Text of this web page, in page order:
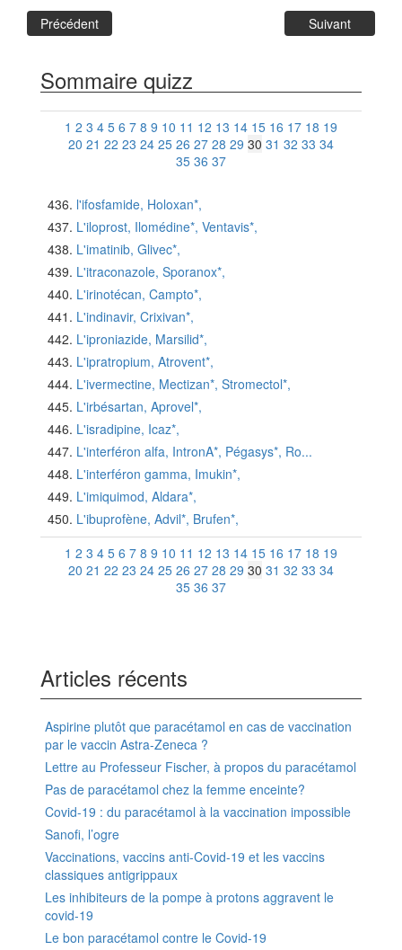
Précédent Suivant
Sommaire quizz
1 2 3 4 5 6 7 8 9 10 11 12 13 14 15 16 17 18 19
20 21 22 23 24 25 26 27 28 29 30 31 32 33 34
35 36 37
l'ifosfamide, Holoxan*,
L'iloprost, Ilomédine*, Ventavis*,
L'imatinib, Glivec*,
L'itraconazole, Sporanox*,
L'irinotécan, Campto*,
L'indinavir, Crixivan*,
L'iproniazide, Marsilid*,
L'ipratropium, Atrovent*,
L'ivermectine, Mectizan*, Stromectol*,
L'irbésartan, Aprovel*,
L'isradipine, Icaz*,
L'interféron alfa, IntronA*, Pégasys*, Ro...
L'interféron gamma, Imukin*,
L'imiquimod, Aldara*,
L'ibuprofène, Advil*, Brufen*,
1 2 3 4 5 6 7 8 9 10 11 12 13 14 15 16 17 18 19
20 21 22 23 24 25 26 27 28 29 30 31 32 33 34
35 36 37
Articles récents
Aspirine plutôt que paracétamol en cas de vaccination
par le vaccin Astra-Zeneca ?
Lettre au Professeur Fischer, à propos du paracétamol
Pas de paracétamol chez la femme enceinte?
Covid-19 : du paracétamol à la vaccination impossible
Sanofi, l’ogre
Vaccinations, vaccins anti-Covid-19 et les vaccins
classiques antigrippaux
Les inhibiteurs de la pompe à protons aggravent le
covid-19
Le bon paracétamol contre le Covid-19